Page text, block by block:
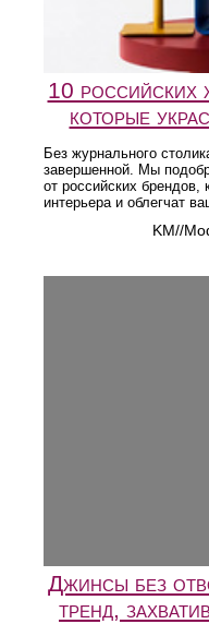
10 российских
которые
Без журнального
завершенной. Мы
от российских брендов,
интерьера и облегчат
KM//
Джинсы без
тренд,